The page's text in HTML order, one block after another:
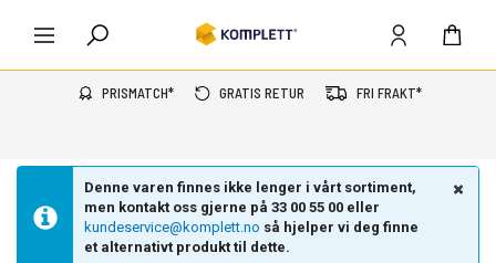
PRISMATCH* GRATIS RETUR FRI FRAKT*
Denne varen finnes ikke lenger i vårt sortiment,
men kontakt oss gjerne på 33 00 55 00 eller
kundeservice@komplett.no så hjelper vi deg finne
et alternativt produkt til dette.